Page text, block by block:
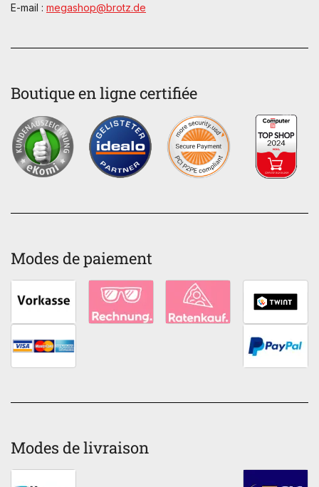
E-mail : megashop@brotz.de
Boutique en ligne certifiée
Modes de paiement
Modes de livraison